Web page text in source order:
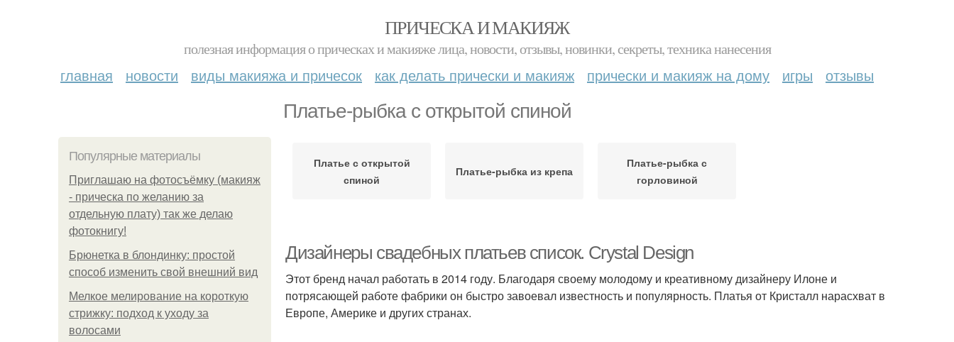
ПРИЧЕСКА И МАКИЯЖ
полезная информация о прическах и макияже лица, новости, отзывы, новинки, секреты, техника нанесения
главная новости виды макияжа и причесок как делать прически и макияж прически и макияж на дому игры отзывы
Платье-рыбка с открытой спиной
Популярные материалы
Приглашаю на фотосъёмку (макияж
- прическа по желанию за
отдельную плату) так же делаю
фотокнигу!
Брюнетка в блондинку: простой
способ изменить свой внешний вид
Мелкое мелирование на короткую
стрижку: подход к уходу за
волосами
Платье с открытой
спиной
Платье-рыбка из крепа
Платье-рыбка с
горловиной
Дизайнеры свадебных платьев список. Crystal Design
Этот бренд начал работать в 2014 году. Благодаря своему молодому и креативному дизайнеру Илоне и
потрясающей работе фабрики он быстро завоевал известность и популярность. Платья от Кристалл нарасхват в
Европе, Америке и других странах.